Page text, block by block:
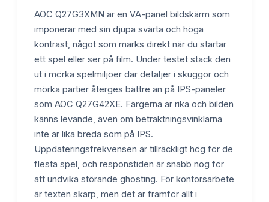
AOC Q27G3XMN är en VA-panel bildskärm som
imponerar med sin djupa svärta och höga
kontrast, något som märks direkt när du startar
ett spel eller ser på film. Under testet stack den
ut i mörka spelmiljöer där detaljer i skuggor och
mörka partier återges bättre än på IPS-paneler
som AOC Q27G42XE. Färgerna är rika och bilden
känns levande, även om betraktningsvinklarna
inte är lika breda som på IPS.
Uppdateringsfrekvensen är tillräckligt hög för de
flesta spel, och responstiden är snabb nog för
att undvika störande ghosting. För kontorsarbete
är texten skarp, men det är framför allt i